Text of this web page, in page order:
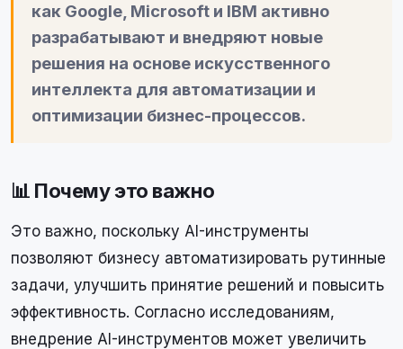
как Google, Microsoft и IBM активно
разрабатывают и внедряют новые
решения на основе искусственного
интеллекта для автоматизации и
оптимизации бизнес-процессов.
📊 Почему это важно
Это важно, поскольку AI-инструменты
позволяют бизнесу автоматизировать рутинные
задачи, улучшить принятие решений и повысить
эффективность. Согласно исследованиям,
внедрение AI-инструментов может увеличить